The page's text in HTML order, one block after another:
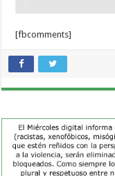
[fbcomments]